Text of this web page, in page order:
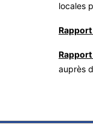
locales
Rapport
auprès